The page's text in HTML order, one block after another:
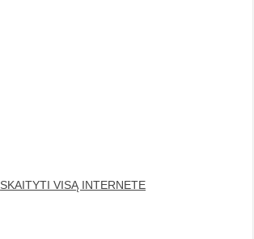
SKAITYTI VISĄ INTERNETE